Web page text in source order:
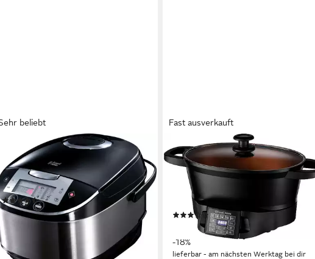
beliebt
RUSSELL HOBBS
Multikocher 21850-56, 900 W, 5 l
Schüssel, 11-in-1, 5 Liter, digitales
Display, Anti-Kondensations-Deckel
(54)
ab 78,00 € UVP175,99 €
nur diesen Monat
-56%
lieferbar - am nächsten Werktag bei dir
Fast ausverkauft
RUSSELL HOBBS
Multikocher 28270-56, 750 W, 6,5 l
Schüssel, 6,5 l,digitales Display, 8
Kochfunktionen,
Spülmaschinengeeignet
(3)
ab 89,90 € UVP 109,99 €
-18%
lieferbar - am nächsten Werktag bei dir